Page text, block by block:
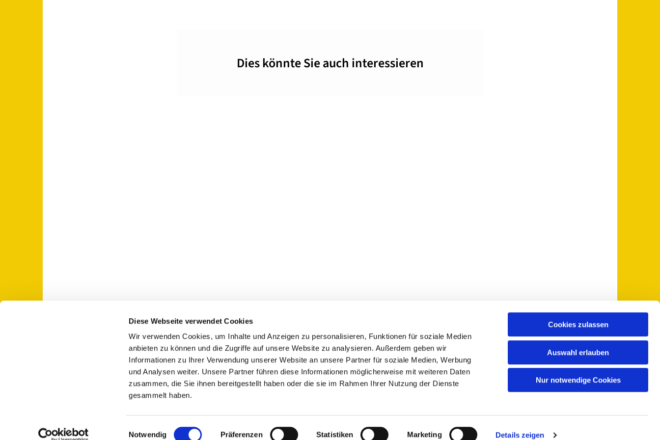
Diese Webseite verwendet Cookies
Wir verwenden Cookies, um Inhalte und Anzeigen zu personalisieren, Funktionen für soziale Medien
anbieten zu können und die Zugriffe auf unsere Website zu analysieren. Außerdem geben wir
Informationen zu Ihrer Verwendung unserer Website an unsere Partner für soziale Medien, Werbung
und Analysen weiter. Unsere Partner führen diese Informationen möglicherweise mit weiteren Daten
zusammen, die Sie ihnen bereitgestellt haben oder die sie im Rahmen Ihrer Nutzung der Dienste
gesammelt haben.
Notwendig Präferenzen Statistiken Marketing Details zeigen
Cookies zulassen
Auswahl erlauben
Nur notwendige Cookies
Dies könnte Sie auch interessieren
St. Otto: Katholische Kirche Usedom-Anklam-Greifswald · Bahnhofstr. 15, 17489 Greifswald+49 3834 5735-0
pfarramt@sankt-otto.de
Kontaktinformationen
Impressum
Hinweisgebersystem